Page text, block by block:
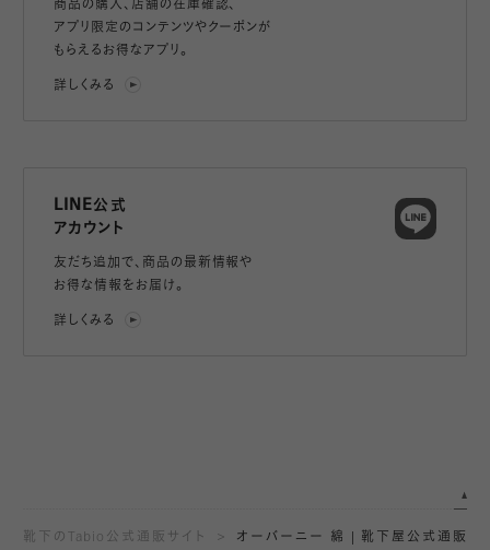
商品の購入、店舗の在庫確認、
アプリ限定のコンテンツやクーポンが
もらえるお得なアプリ。
詳しくみる
LINE公式
アカウント
友だち追加で、 商品の最新情報や
お得な情報をお届け。
詳しくみる
靴下のTabio公式通販サイト
オーバーニー 綿 | 靴下屋公式通販